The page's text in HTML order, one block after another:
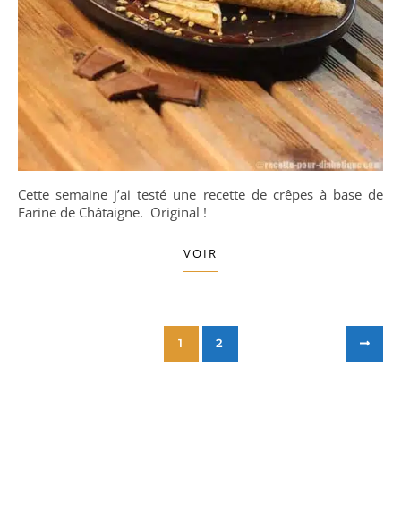
Cette semaine j’ai testé une recette de crêpes à base de
Farine de Châtaigne. Original !
VOIR
1 2